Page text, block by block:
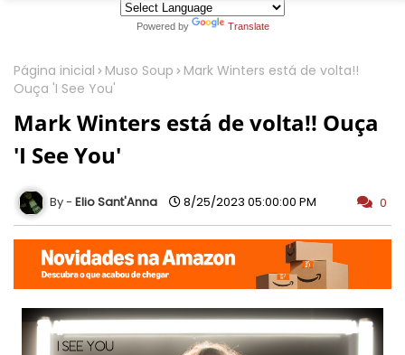
Powered by Translate
Página inicial Muso Soup
Mark Winters está de volta!!
Ouça 'I See You'
Mark Winters está de volta!! Ouça
'I See You'
Elio Sant'Anna 8/25/2023 05:00:00 PM 0